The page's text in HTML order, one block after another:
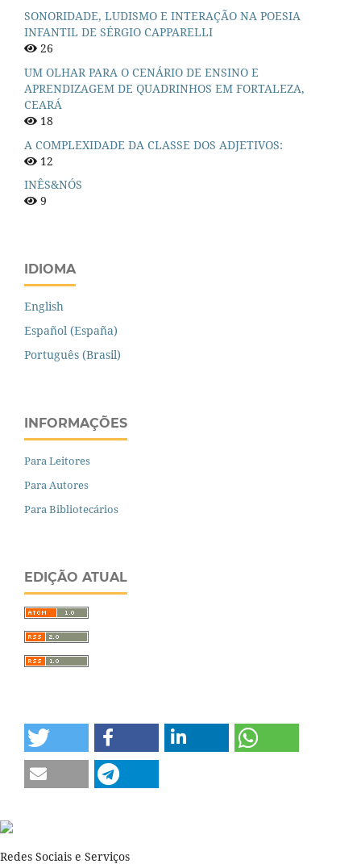
SONORIDADE, LUDISMO E INTERAÇÃO NA POESIA
INFANTIL DE SÉRGIO CAPPARELLI
26
UM OLHAR PARA O CENÁRIO DE ENSINO E
APRENDIZAGEM DE QUADRINHOS EM FORTALEZA,
CEARÁ
18
A COMPLEXIDADE DA CLASSE DOS ADJETIVOS:
12
INÊS&NÓS
9
IDIOMA
English
Español (España)
Português (Brasil)
INFORMAÇÕES
Para Leitores
Para Autores
Para Bibliotecários
EDIÇÃO ATUAL
Redes Sociais e Serviços